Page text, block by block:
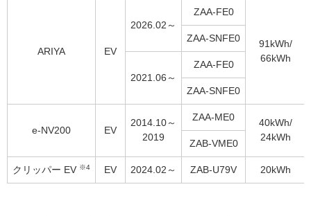
ARIYA EV
2026.02～
ZAA-FE0
91kWh/
66kWh
ZAA-SNFE0
2021.06～
ZAA-FE0
ZAA-SNFE0
e-NV200 EV
2014.10～
2019
ZAA-ME0
40kWh/
24kWh
ZAB-VME0
クリッパー EV ※4 EV 2024.02～ ZAB-U79V 20kWh